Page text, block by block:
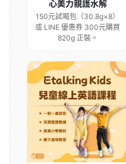
心美力親護水解
150元試喝包（30.8g×8）
或 LINE 優惠券 300元購買
820g 正裝。